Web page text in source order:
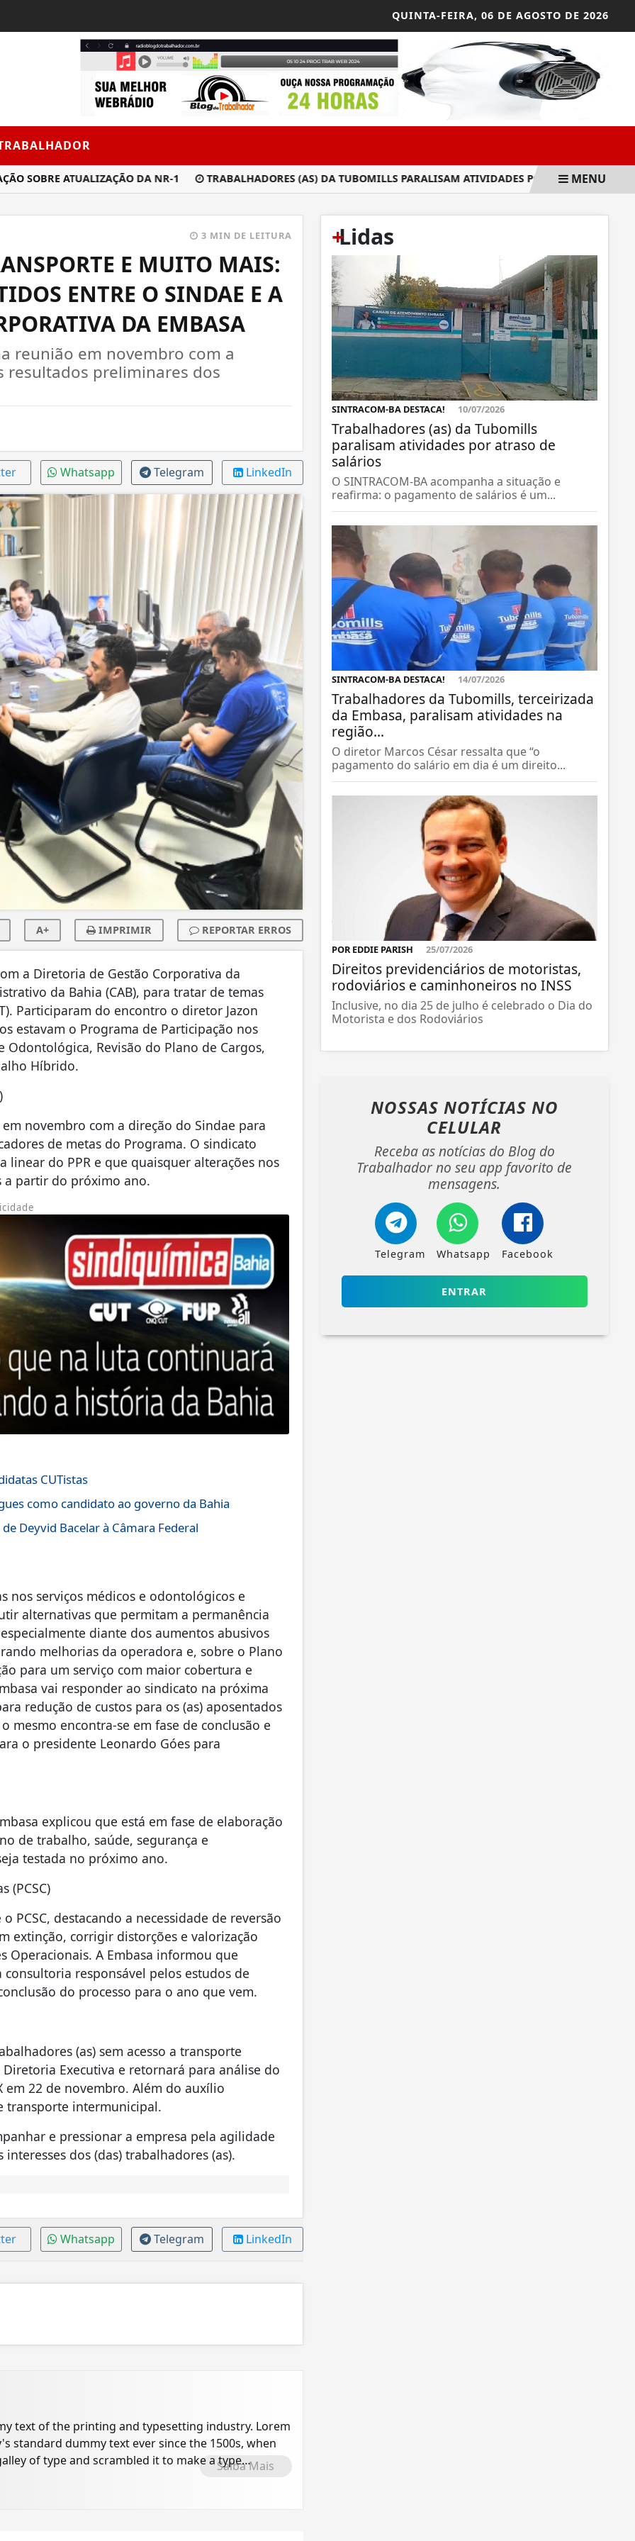
QUINTA-FEIRA, 06 DE AGOSTO DE 2026
ATUALIZAÇÃO DA NR-1 TRABALHADORES (AS) DA TUBOMILLS PARALISAM ATIVIDADES POR ATRASO DEMENU
3 MIN DE LEITURA
E MUITO MAIS:
ENTRE O SINDAE E A
DA EMBASA
reunião em novembro com a
resultados preliminares dos
Whatsapp Telegram LinkedIn
A+ IMPRIMIR REPORTAR ERROS
a Diretoria de Gestão Corporativa da
da Bahia (CAB), para tratar de temas
Participaram do encontro o diretor Jazon
estavam o Programa de Participação nos
Odontológica, Revisão do Plano de Cargos,
Híbrido.
novembro com a direção do Sindae para
de metas do Programa. O sindicato
linear do PPR e que quaisquer alterações nos
a partir do próximo ano.
CUTistas
como candidato ao governo da Bahia
Deyvid Bacelar à Câmara Federal
nos serviços médicos e odontológicos e
alternativas que permitam a permanência
diante dos aumentos abusivos
melhorias da operadora e, sobre o Plano
para um serviço com maior cobertura e
vai responder ao sindicato na próxima
redução de custos para os (as) aposentados
mesmo encontra-se em fase de conclusão e
o presidente Leonardo Góes para
explicou que está em fase de elaboração
de trabalho, saúde, segurança e
testada no próximo ano.
(PCSC)
destacando a necessidade de reversão
extinção, corrigir distorções e valorização
Operacionais. A Embasa informou que
responsável pelos estudos de
do processo para o ano que vem.
(as) sem acesso a transporte
Executiva e retornará para análise do
em 22 de novembro. Além do auxílio
transporte intermunicipal.
e pressionar a empresa pela agilidade
dos (das) trabalhadores (as).
Whatsapp Telegram LinkedIn
text of the printing and typesetting industry. Lorem
standard dummy text ever since the 1500s, when
of type and scrambled it to make a typeSaiba Mais
+
Lidas
SINTRACOM-BA DESTACA! 10/07/2026
Trabalhadores (as) da Tubomills
paralisam atividades por atraso de
salários
O SINTRACOM-BA acompanha a situação e
reafirma: o pagamento de salários é um...
SINTRACOM-BA DESTACA! 14/07/2026
Trabalhadores da Tubomills, terceirizada
da Embasa, paralisam atividades na
região...
O diretor Marcos César ressalta que “o
pagamento do salário em dia é um direito...
POR EDDIE PARISH 25/07/2026
Direitos previdenciários de motoristas,
rodoviários e caminhoneiros no INSS
Inclusive, no dia 25 de julho é celebrado o Dia do
Motorista e dos Rodoviários
NOSSAS NOTÍCIAS NO
CELULAR
Receba as notícias do Blog do
Trabalhador no seu app favorito de
mensagens.
Telegram Whatsapp Facebook
ENTRAR